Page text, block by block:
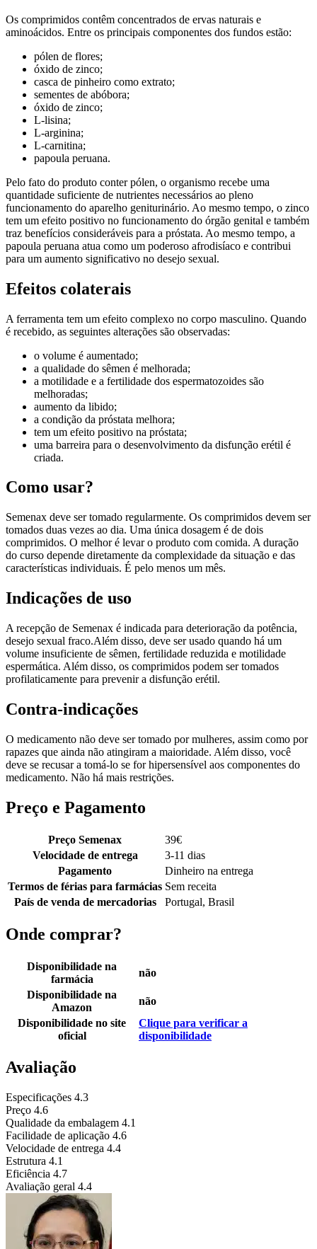
Os comprimidos contêm concentrados de ervas naturais e
aminoácidos. Entre os principais componentes dos fundos estão:
pólen de flores;
óxido de zinco;
casca de pinheiro como extrato;
sementes de abóbora;
óxido de zinco;
L-lisina;
L-arginina;
L-carnitina;
papoula peruana.
Pelo fato do produto conter pólen, o organismo recebe uma
quantidade suficiente de nutrientes necessários ao pleno
funcionamento do aparelho geniturinário. Ao mesmo tempo, o zinco
tem um efeito positivo no funcionamento do órgão genital e também
traz benefícios consideráveis ​​para a próstata. Ao mesmo tempo, a
papoula peruana atua como um poderoso afrodisíaco e contribui
para um aumento significativo no desejo sexual.
Efeitos colaterais
A ferramenta tem um efeito complexo no corpo masculino. Quando
é recebido, as seguintes alterações são observadas:
o volume é aumentado;
a qualidade do sêmen é melhorada;
a motilidade e a fertilidade dos espermatozoides são
melhoradas;
aumento da libido;
a condição da próstata melhora;
tem um efeito positivo na próstata;
uma barreira para o desenvolvimento da disfunção erétil é
criada.
Como usar?
Semenax deve ser tomado regularmente. Os comprimidos devem ser
tomados duas vezes ao dia. Uma única dosagem é de dois
comprimidos. O melhor é levar o produto com comida. A duração
do curso depende diretamente da complexidade da situação e das
características individuais. É pelo menos um mês.
Indicações de uso
A recepção de Semenax é indicada para deterioração da potência,
desejo sexual fraco.Além disso, deve ser usado quando há um
volume insuficiente de sêmen, fertilidade reduzida e motilidade
espermática. Além disso, os comprimidos podem ser tomados
profilaticamente para prevenir a disfunção erétil.
Contra-indicações
O medicamento não deve ser tomado por mulheres, assim como por
rapazes que ainda não atingiram a maioridade. Além disso, você
deve se recusar a tomá-lo se for hipersensível aos componentes do
medicamento. Não há mais restrições.
Preço e Pagamento
Preço Semenax 39€
Velocidade de entrega
3-11 dias
Pagamento
Dinheiro na entrega
Termos de férias para farmácias Sem receita
País de venda de mercadorias
Portugal, Brasil
Onde comprar?
Disponibilidade na
farmácia
não
Disponibilidade na
Amazon
não
Disponibilidade no site
oficial
Clique para verificar a
disponibilidade
Avaliação
Especificações 4.3
Preço 4.6
Qualidade da embalagem 4.1
Facilidade de aplicação 4.6
Velocidade de entrega 4.4
Estrutura 4.1
Eficiência 4.7
Avaliação geral 4.4